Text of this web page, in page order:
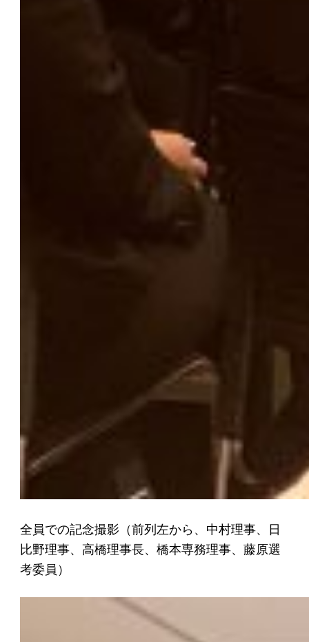
全員での記念撮影（前列左から、中村理事、 日
比野理事、高橋理事長、橋本専務理事、藤原選
考委員）